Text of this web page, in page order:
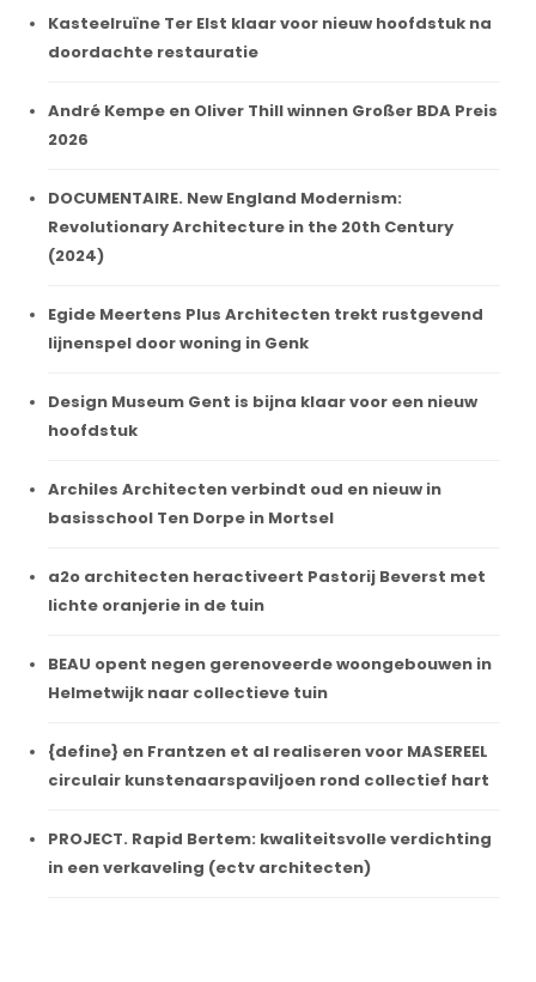
Kasteelruïne Ter Elst klaar voor nieuw hoofdstuk na
doordachte restauratie
André Kempe en Oliver Thill winnen Großer BDA Preis
2026
DOCUMENTAIRE. New England Modernism:
Revolutionary Architecture in the 20th Century
(2024)
Egide Meertens Plus Architecten trekt rustgevend
lijnenspel door woning in Genk
Design Museum Gent is bijna klaar voor een nieuw
hoofdstuk
Archiles Architecten verbindt oud en nieuw in
basisschool Ten Dorpe in Mortsel
a2o architecten heractiveert Pastorij Beverst met
lichte oranjerie in de tuin
BEAU opent negen gerenoveerde woongebouwen in
Helmetwijk naar collectieve tuin
{define} en Frantzen et al realiseren voor MASEREEL
circulair kunstenaarspaviljoen rond collectief hart
PROJECT. Rapid Bertem: kwaliteitsvolle verdichting
in een verkaveling (ectv architecten)